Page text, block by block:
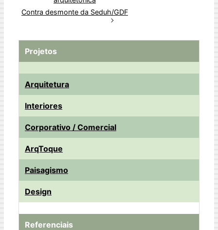
n
o
k
p
p
Contra desmonte da Seduh/GDF
Projetos
Arquitetura
Interiores
Corporativo / Comercial
ArqToque
Paisagismo
Design
Referenciais